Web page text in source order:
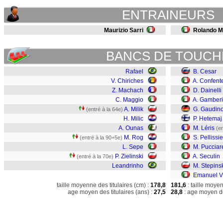
ENTRAINEURS
Maurizio Sarri Rolando
BANCS DE
Rafael
V. Chiriches
Z. Machach
C. Maggio
(entré à la 64e) A. Milik
H. Milic
A. Ounas
(entré à la 90+5e) M. Rog
L. Sepe
(entré à la 70e) P. Zielinski
Leandrinho
B. Cesar
A.
D. Dainelli
A.
G.
P. Hetemaj
M. Léris
S.
M.
A. Seculin
M.
Emanuel
taille moyenne des titulaires (cm) : 178,8
age moyen des titulaires (ans) : 27,5
181,6 : taille
28,8 : age moyen